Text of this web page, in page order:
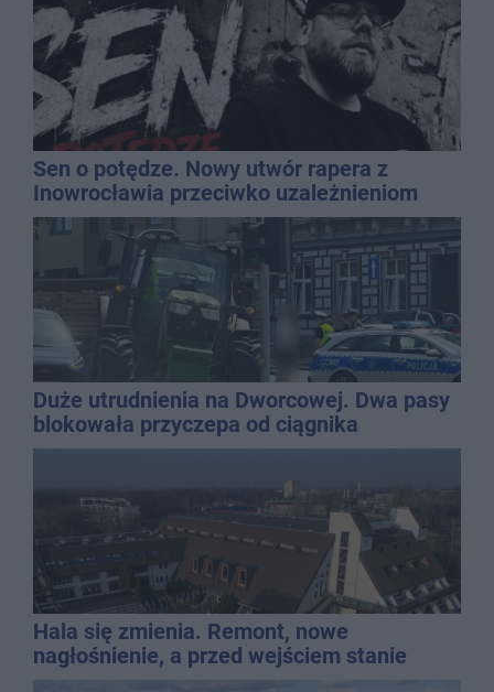
Sen o potędze. Nowy utwór rapera z
Inowrocławia przeciwko uzależnieniom
Duże utrudnienia na Dworcowej. Dwa pasy
blokowała przyczepa od ciągnika
Hala się zmienia. Remont, nowe
nagłośnienie, a przed wejściem stanie
QEMETICA ARENA